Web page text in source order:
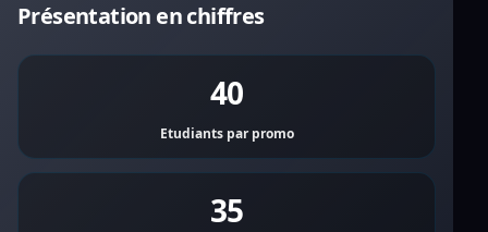
Présentation en chiffres
40
Etudiants par promo
35